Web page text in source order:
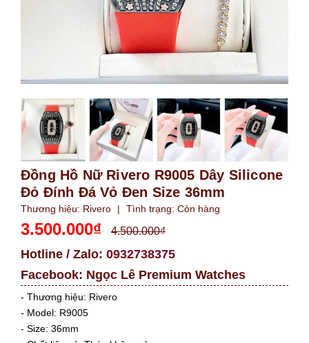
Đồng Hồ Nữ Rivero R9005 Dây Silicone
Đỏ Đính Đá Vỏ Đen Size 36mm
Thương hiệu: Rivero | Tình trạng: Còn hàng
3.500.000₫ 4.500.000₫
Hotline / Zalo: 0932738375
Facebook: Ngọc Lê Premium Watches
- Thương hiệu: Rivero
- Model: R9005
- Size: 36mm